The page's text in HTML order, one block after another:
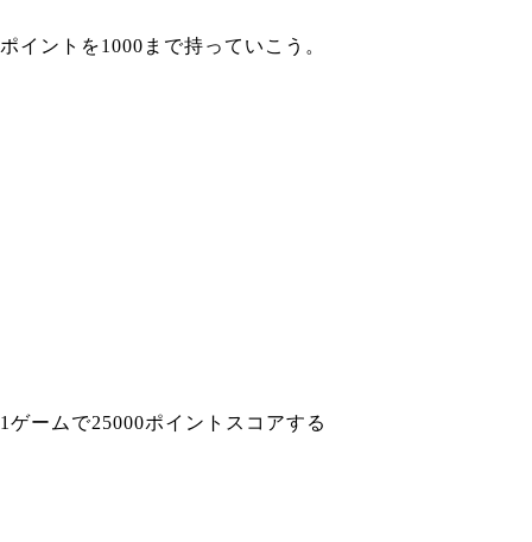
ポイントを1000まで持っていこう。
1ゲームで25000ポイントスコアする